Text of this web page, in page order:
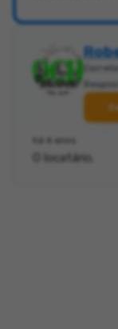
há 6 anos
O locatário.